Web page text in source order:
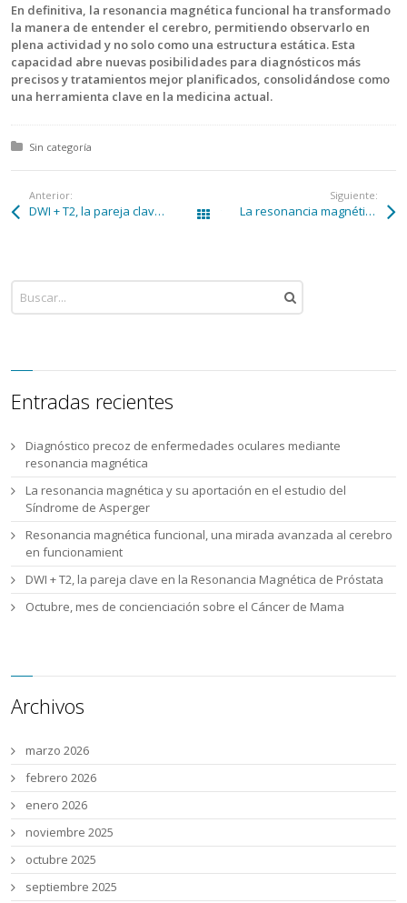
En definitiva, la resonancia magnética funcional ha transformado
la manera de entender el cerebro, permitiendo observarlo en
plena actividad y no solo como una estructura estática. Esta
capacidad abre nuevas posibilidades para diagnósticos más
precisos y tratamientos mejor planificados, consolidándose como
una herramienta clave en la medicina actual.
Posted in:
Sin categoría
Anterior:
DWI + T2, la pareja clave en la Resonancia Magnética de Próstata Todas las entradas
Siguiente:
La resonancia magnética y su aportación en el estudio del Síndrome de Asperger
Entradas recientes
Diagnóstico precoz de enfermedades oculares mediante
resonancia magnética
La resonancia magnética y su aportación en el estudio del
Síndrome de Asperger
Resonancia magnética funcional, una mirada avanzada al cerebro
en funcionamient
DWI + T2, la pareja clave en la Resonancia Magnética de Próstata
Octubre, mes de concienciación sobre el Cáncer de Mama
Archivos
marzo 2026
febrero 2026
enero 2026
noviembre 2025
octubre 2025
septiembre 2025